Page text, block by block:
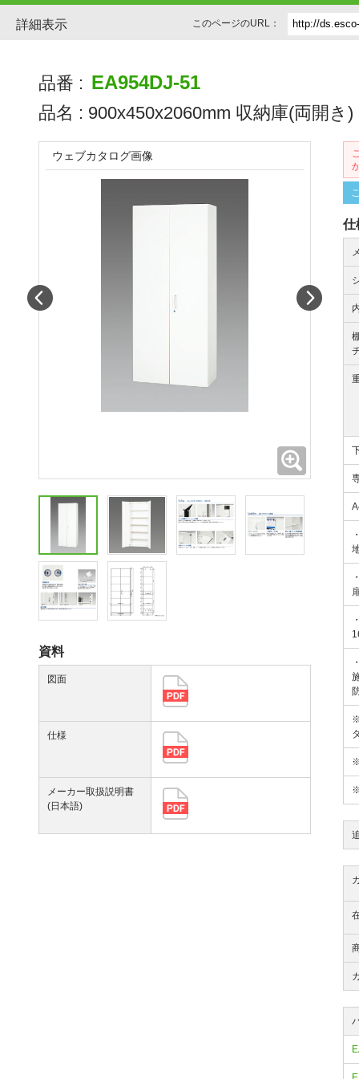
詳細表示 このページのURL：
品番 : EA954DJ-51
品名 : 900x450x2060mm 収納庫(両開き)
仕
ウェブカタログ画像
資料
図面
仕様
メーカー取扱説明書
(日本語)